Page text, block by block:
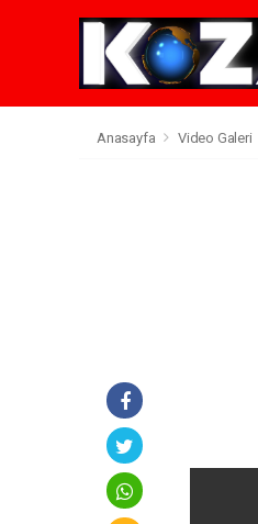
Anasayfa Video Galeri